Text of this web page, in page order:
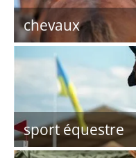
chevaux
sport équestre